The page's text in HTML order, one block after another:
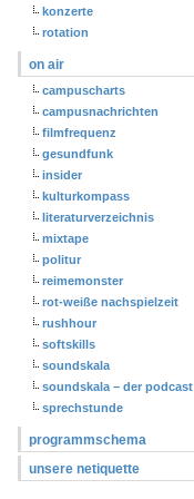
konzerte
rotation
on air
campuscharts
campusnachrichten
filmfrequenz
gesundfunk
insider
kulturkompass
literaturverzeichnis
mixtape
politur
reimemonster
rot-weiße nachspielzeit
rushhour
softskills
soundskala
soundskala – der podcast
sprechstunde
programmschema
unsere netiquette